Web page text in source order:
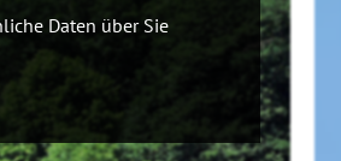
Daten über Sie